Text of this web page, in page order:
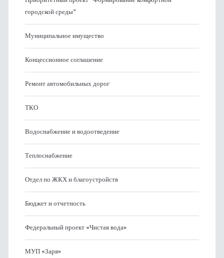
городской среды”
Муниципальное имущество
Концессионное соглашение
Ремонт автомобильных дорог
ТКО
Водоснабжение и водоотведение
Теплоснабжение
Отдел по ЖКХ и благоустройств
Бюджет и отчетность
Федеральный проект «Чистая вода»
МУП «Заря»